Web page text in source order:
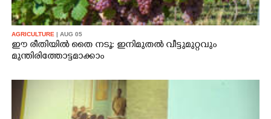
AGRICULTURE | AUG 05
ഈ രീതിയിൽ തൈ നടൂ: ഇനിമുതൽ വീട്ടുമുറ്റവും
മുന്തിരിത്തോട്ടമാക്കാം